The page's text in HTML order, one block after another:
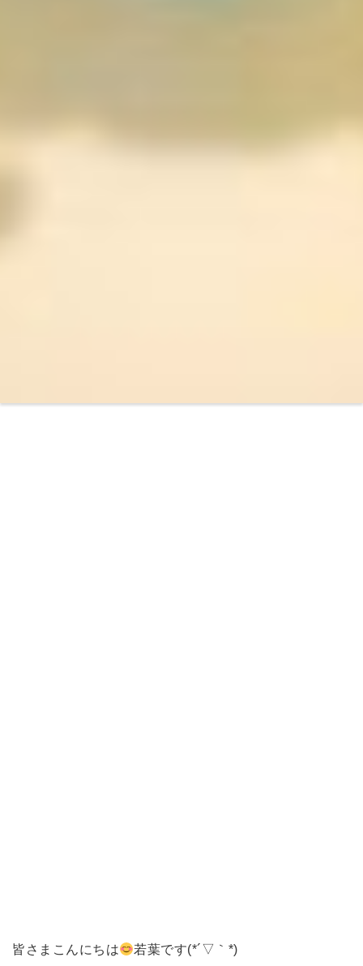
皆さまこんにちは 若葉です(*´▽｀*)